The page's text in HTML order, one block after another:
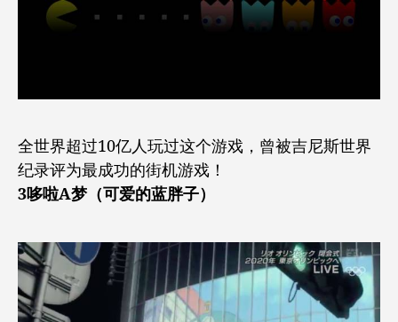
全世界超过10亿人玩过这个游戏，曾被吉尼斯世界
纪录评为最成功的街机游戏！
3哆啦A梦（可爱的蓝胖子）